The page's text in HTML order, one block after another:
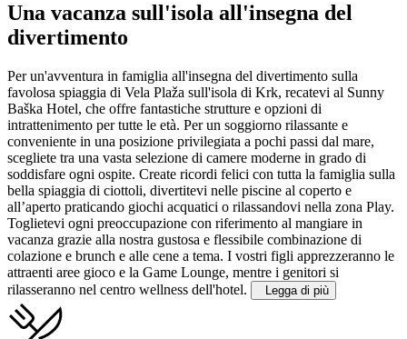
Una vacanza sull'isola all'insegna del
divertimento
Per un'avventura in famiglia all'insegna del divertimento sulla
favolosa spiaggia di Vela Plaža sull'isola di Krk, recatevi al Sunny
Baška Hotel, che offre fantastiche strutture e opzioni di
intrattenimento per tutte le età. Per un soggiorno rilassante e
conveniente in una posizione privilegiata a pochi passi dal mare,
scegliete tra una vasta selezione di camere moderne in grado di
soddisfare ogni ospite. Create ricordi felici con tutta la famiglia sulla
bella spiaggia di ciottoli, divertitevi nelle piscine al coperto e
all’aperto praticando giochi acquatici o rilassandovi nella zona Play.
Toglietevi ogni preoccupazione con riferimento al mangiare in
vacanza grazie alla nostra gustosa e flessibile combinazione di
colazione e brunch e alle cene a tema. I vostri figli apprezzeranno le
attraenti aree gioco e la Game Lounge, mentre i genitori si
rilasseranno nel centro wellness dell'hotel.
Legga di più